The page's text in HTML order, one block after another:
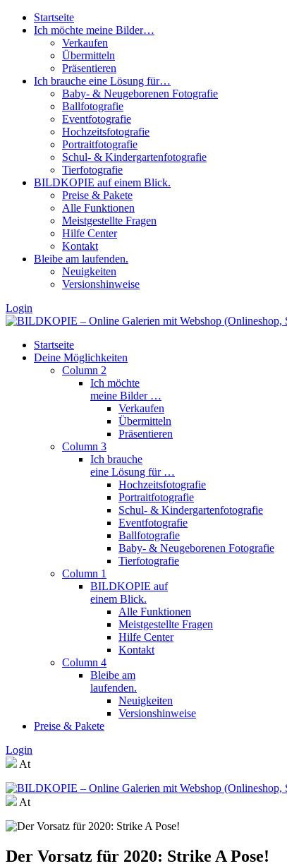
Startseite
Ich möchte meine Bilder…
Verkaufen
Übermitteln
Präsentieren
Ich brauche eine Lösung für…
Baby- & Neugeborenen Fotografie
Ballfotografie
Eventfotografie
Hochzeitsfotografie
Portraitfotografie
Schul- & Kindergartenfotografie
Tierfotografie
BILDKOPIE auf einem Blick.
Preise & Pakete
Alle Funktionen
Meistgestellte Fragen
Hilfe Center
Kontakt
Bleibe am laufenden.
Neuigkeiten
Versionshinweise
Login
Startseite
Deine Möglichkeiten
Column 2
Ich möchte
meine Bilder …
Verkaufen
Übermitteln
Präsentieren
Column 3
Ich brauche
eine Lösung für …
Hochzeitsfotografie
Portraitfotografie
Schul- & Kindergartenfotografie
Eventfotografie
Ballfotografie
Baby- & Neugeborenen Fotografie
Tierfotografie
Column 1
BILDKOPIE auf
einem Blick.
Alle Funktionen
Meistgestellte Fragen
Hilfe Center
Kontakt
Column 4
Bleibe am
laufenden.
Neuigkeiten
Versionshinweise
Preise & Pakete
Login
At
At
Der Vorsatz für 2020: Strike A Pose!